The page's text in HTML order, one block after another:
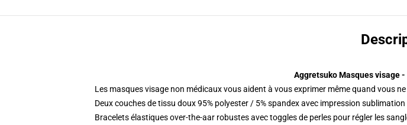
Aggretsuko Masques visage
Les masques visage non médicaux vous aident à vous exprimer même quand vous
Deux couches de tissu doux 95% polyester / 5% spandex avec impression
Bracelets élastiques over-the-aar robustes avec toggles de perles pour régler les